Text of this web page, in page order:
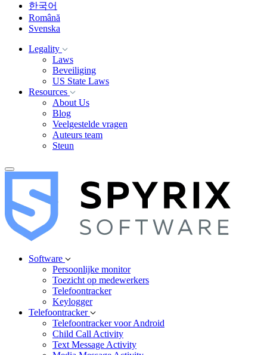
한국어
Română
Svenska
Legality
Laws
Beveiliging
US State Laws
Resources
About Us
Blog
Veelgestelde vragen
Auteurs team
Steun
Software
Persoonlijke monitor
Toezicht op medewerkers
Telefoontracker
Keylogger
Telefoontracker
Telefoontracker voor Android
Child Call Activity
Text Message Activity